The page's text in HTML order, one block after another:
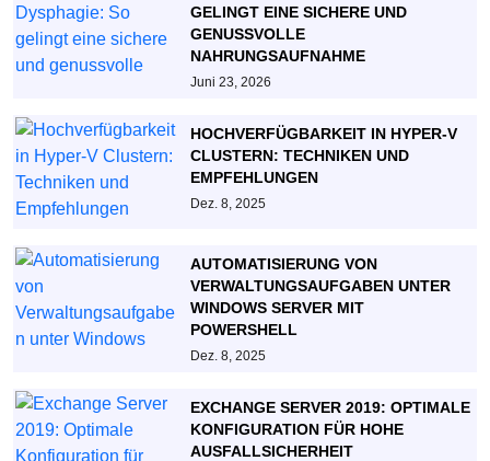
GELINGT EINE SICHERE UND
GENUSSVOLLE
NAHRUNGSAUFNAHME
Juni 23, 2026
HOCHVERFÜGBARKEIT IN HYPER-V
CLUSTERN: TECHNIKEN UND
EMPFEHLUNGEN
Dez. 8, 2025
AUTOMATISIERUNG VON
VERWALTUNGSAUFGABEN UNTER
WINDOWS SERVER MIT
POWERSHELL
Dez. 8, 2025
EXCHANGE SERVER 2019: OPTIMALE
KONFIGURATION FÜR HOHE
AUSFALLSICHERHEIT